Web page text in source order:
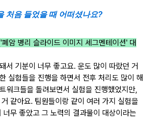
처음 들었을 때 어떠셨나요?
암 병리 슬라이드 이미지 세그멘테이션' 대
서 기분이 너무 좋고요. 운도 많이 따랐던 거
실험들을 진행을 하면서 전후 처리도 많이 해
워크들을 돌려보면서 실험을 진행했었지만,
같아요. 팀원들이랑 같이 여러 가지 실험을
너무 좋았고 그 노력의 결과물이 대상이라는